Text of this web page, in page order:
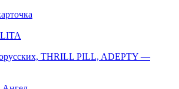
THRILL PILL, ADEPTY —